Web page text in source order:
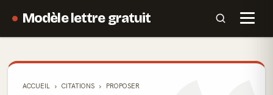
Modèle lettre gratuit
ACCUEIL CITATIONS PROPOSER